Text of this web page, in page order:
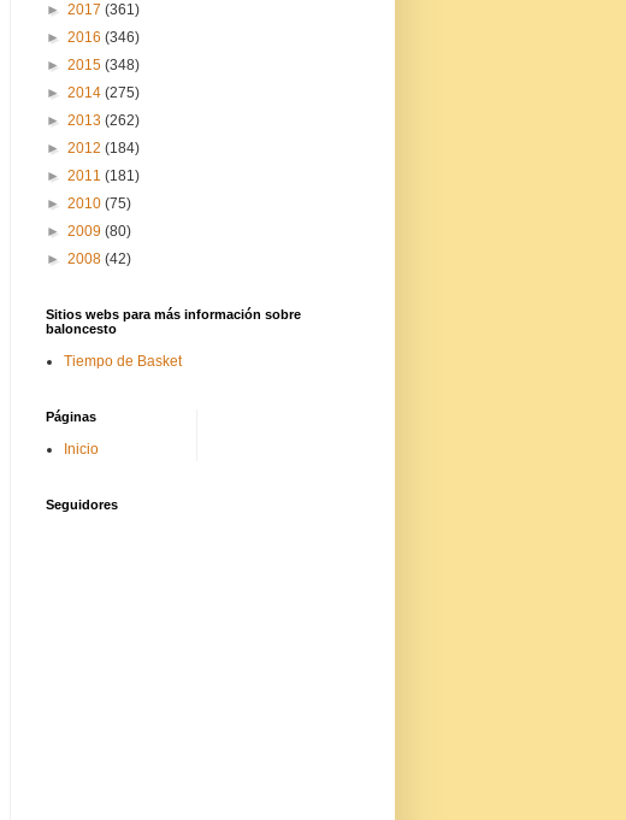
► 2017 (361)
► 2016 (346)
► 2015 (348)
► 2014 (275)
► 2013 (262)
► 2012 (184)
► 2011 (181)
► 2010 (75)
► 2009 (80)
► 2008 (42)
Sitios webs para más información sobre
baloncesto
Tiempo de Basket
Páginas
Inicio
Seguidores